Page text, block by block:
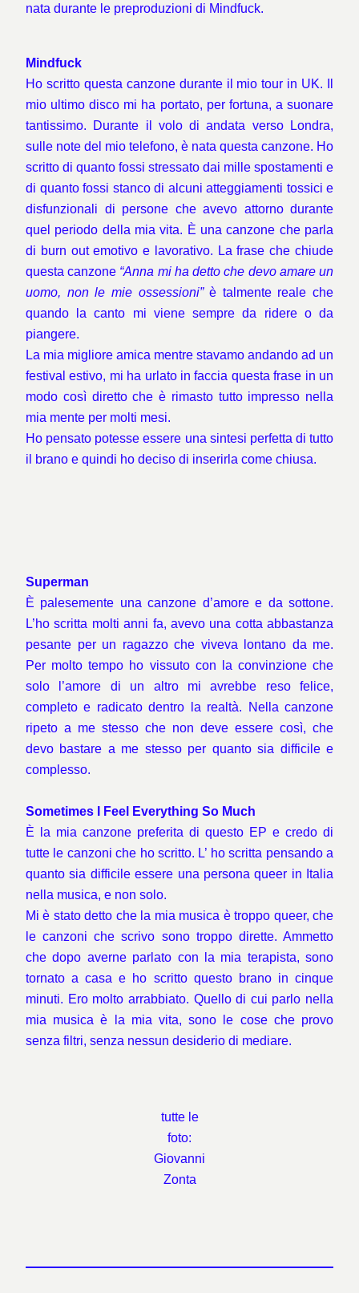
nata durante le preproduzioni di Mindfuck.
Mindfuck
Ho scritto questa canzone durante il mio tour in UK. Il
mio ultimo disco mi ha portato, per fortuna, a suonare
tantissimo. Durante il volo di andata verso Londra,
sulle note del mio telefono, è nata questa canzone. Ho
scritto di quanto fossi stressato dai mille spostamenti e
di quanto fossi stanco di alcuni atteggiamenti tossici e
disfunzionali di persone che avevo attorno durante
quel periodo della mia vita. È una canzone che parla
di burn out emotivo e lavorativo. La frase che chiude
questa canzone “Anna mi ha detto che devo amare un
uomo, non le mie ossessioni”è talmente reale che
quando la canto mi viene sempre da ridere o da
piangere.
La mia migliore amica mentre stavamo andando ad un
festival estivo, mi ha urlato in faccia questa frase in un
modo così diretto che è rimasto tutto impresso nella
mia mente per molti mesi.
Ho pensato potesse essere una sintesi perfetta di tutto
il brano e quindi ho deciso di inserirla come chiusa.
Superman
È palesemente una canzone d’amore e da sottone.
L’ho scritta molti anni fa, avevo una cotta abbastanza
pesante per un ragazzo che viveva lontano da me.
Per molto tempo ho vissuto con la convinzione che
solo l’amore di un altro mi avrebbe reso felice,
completo e radicato dentro la realtà. Nella canzone
ripeto a me stesso che non deve essere così, che
devo bastare a me stesso per quanto sia difficile e
complesso.
Sometimes I Feel Everything So Much
È la mia canzone preferita di questo EP e credo di
tutte le canzoni che ho scritto. L’ ho scritta pensando a
quanto sia difficile essere una persona queer in Italia
nella musica, e non solo.
Mi è stato detto che la mia musica è troppo queer, che
le canzoni che scrivo sono troppo dirette. Ammetto
che dopo averne parlato con la mia terapista, sono
tornato a casa e ho scritto questo brano in cinque
minuti. Ero molto arrabbiato. Quello di cui parlo nella
mia musica è la mia vita, sono le cose che provo
senza filtri, senza nessun desiderio di mediare.
tutte le
foto:
Giovanni
Zonta